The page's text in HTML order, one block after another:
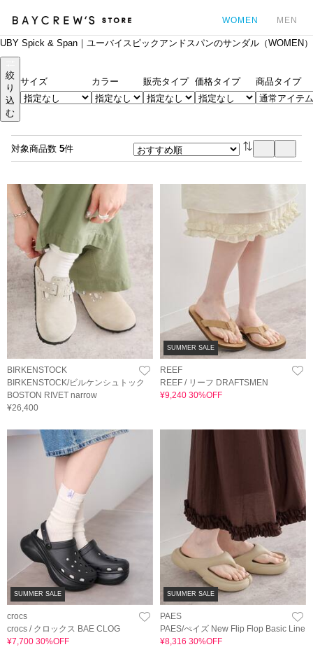
WOMEN MEN
UBY Spick & Span｜ユーバイスピックアンドスパンのサンダル（WOMEN）
絞
り
込
む
サイズ カラー 販売タイプ 価格タイプ 商品タイプ
対象商品数 5件
BIRKENSTOCK
BIRKENSTOCK/ビルケンシュトック
BOSTON RIVET narrow
¥26,400
SUMMER SALE
REEF
REEF / リーフ DRAFTSMEN
¥9,240 30%OFF
SUMMER SALE
crocs
crocs / クロックス BAE CLOG
¥7,700 30%OFF
SUMMER SALE
PAES
PAES/ぺイズ New Flip Flop Basic Line
¥8,316 30%OFF